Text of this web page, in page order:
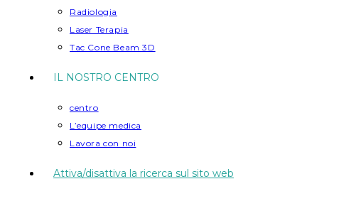
Radiologia
Laser Terapia
Tac Cone Beam 3D
IL NOSTRO CENTRO
centro
L’equipe medica
Lavora con noi
Attiva/disattiva la ricerca sul sito web